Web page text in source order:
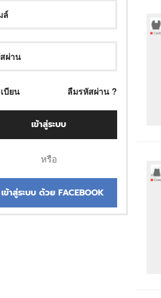
บียน ลืมรหัสผ่าน ?
เข้าสู่ระบบ
หรือ
เข้าสู่ระบบ ด้วย FACEBOOK